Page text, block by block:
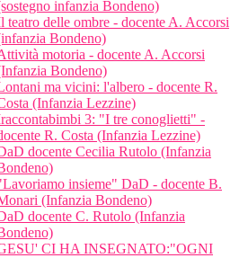
infanzia Bondeno)
teatro delle ombre - docente A. Accorsi
Bondeno)
motoria - docente A. Accorsi
Bondeno)
ma vicini: l'albero - docente R.
(Infanzia Lezzine)
3: "I tre conoglietti" -
R. Costa (Infanzia Lezzine)
docente Cecilia Rutolo (Infanzia
insieme" DaD - docente B.
(Infanzia Bondeno)
docente C. Rutolo (Infanzia
CI HA INSEGNATO:"OGNI